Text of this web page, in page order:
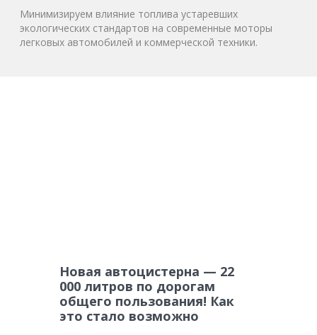
Минимизируем влияние топлива устаревших
экологических стандартов на современные моторы
легковых автомобилей и коммерческой техники.
Новая автоцистерна — 22
000 литров по дорогам
общего пользования! Как
это стало возможно